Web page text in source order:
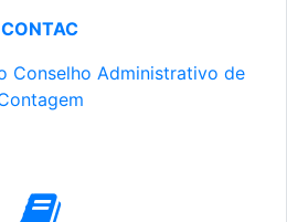
CONTAC
Conselho Administrativo de